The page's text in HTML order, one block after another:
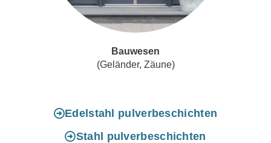
Bauwesen
(Geländer, Zäune)
Edelstahl pulverbeschichten
Stahl pulverbeschichten